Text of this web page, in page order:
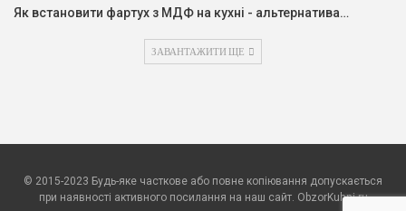
Як встановити фартух з МДФ на кухні - альтернатива…
ЗАВАНТАЖИТИ ЩЕ
© 2015-2023 Будь-яке часткове або повне копіювання допускається
при наявності активного посилання на наш сайт. ObzorKuhni.ru